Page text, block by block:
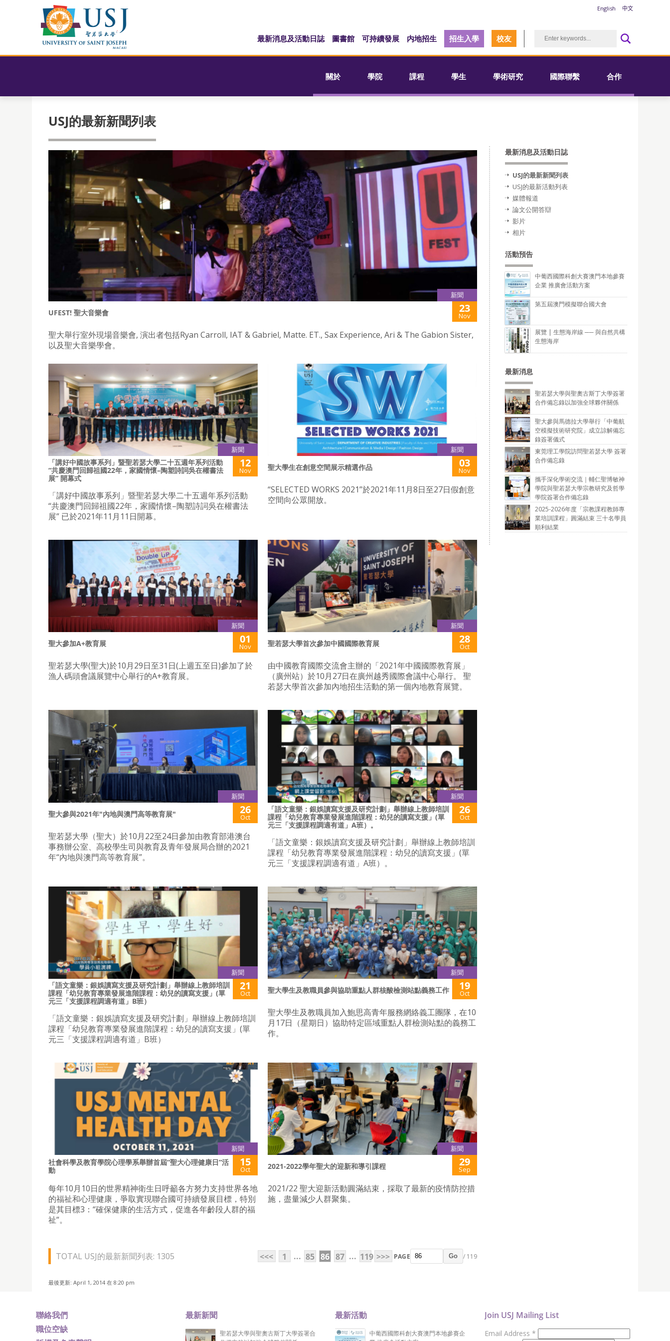
English 中文
最新消息及活動日誌 圖書館 可持續發展 内地招生 招生入學 校友
關於 學院 課程 學生 學術研究 國際聯繫 合作
USJ的最新新聞列表
新聞
UFEST! 聖大音樂會 23
Nov
聖大舉行室外現場音樂會, 演出者包括Ryan Carroll, IAT & Gabriel, Matte. ET., Sax Experience, Ari & The Gabion Sister,
以及聖大音樂學會。
新聞
「講好中國故事系列」暨聖若瑟大學二十五週年系列活動
“共慶澳門回歸祖國22年，家國情懷–陶塑詩詞吳在權書法
展” 開幕式
12
Nov
「講好中國故事系列」暨聖若瑟大學二十五週年系列活動
“共慶澳門回歸祖國22年，家國情懷–陶塑詩詞吳在權書法
展” 已於2021年11月11日開幕。
新聞
聖大學生在創意空間展示精選作品 03
Nov
“SELECTED WORKS 2021”於2021年11月8日至27日假創意
空間向公眾開放。
新聞
聖大參加A+教育展 01
Nov
聖若瑟大學(聖大)於10月29日至31日(上週五至日)參加了於
漁人碼頭會議展覽中心舉行的A+教育展。
新聞
聖若瑟大學首次參加中國國際教育展 28
Oct
由中國教育國際交流會主辦的「2021年中國國際教育展」
（廣州站）於10月27日在廣州越秀國際會議中心舉行。 聖
若瑟大學首次參加內地招生活動的第一個內地教育展覽。
新聞
聖大參與2021年"內地與澳門高等教育展" 26
Oct
聖若瑟大學（聖大）於10月22至24日參加由教育部港澳台
事務辦公室、高校學生司與教育及青年發展局合辦的2021
年“內地與澳門高等教育展”。
新聞
「語文童樂：銀娛讀寫支援及研究計劃」舉辦線上教師培訓
課程「幼兒教育專業發展進階課程：幼兒的讀寫支援」(單
元三「支援課程調適有道」A班）。
26
Oct
「語文童樂：銀娛讀寫支援及研究計劃」舉辦線上教師培訓
課程「幼兒教育專業發展進階課程：幼兒的讀寫支援」(單
元三「支援課程調適有道」A班）。
新聞
「語文童樂：銀娛讀寫支援及研究計劃」舉辦線上教師培訓
課程「幼兒教育專業發展進階課程：幼兒的讀寫支援」(單
元三「支援課程調適有道」B班）
21
Oct
「語文童樂：銀娛讀寫支援及研究計劃」舉辦線上教師培訓
課程「幼兒教育專業發展進階課程：幼兒的讀寫支援」(單
元三「支援課程調適有道」B班）
新聞
聖大學生及教職員參與協助重點人群核酸檢測站點義務工作 19
Oct
聖大學生及教職員加入鮑思高青年服務網絡義工團隊，在10
月17日（星期日）協助特定區域重點人群檢測站點的義務工
作。
新聞
社會科學及教育學院心理學系舉辦首屆“聖大心理健康日”活
動
15
Oct
每年10月10日的世界精神衛生日呼籲各方努力支持世界各地
的福祉和心理健康，爭取實現聯合國可持續發展目標，特別
是其目標3：“確保健康的生活方式，促進各年齡段人群的福
祉”。
新聞
2021-2022學年聖大的迎新和導引課程 29
Sep
2021/22 聖大迎新活動圓滿結束，採取了最新的疫情防控措
施，盡量減少人群聚集。
TOTAL USJ的最新新聞列表: 1305 <<< 1 ... 85 86 87 ... 119 >>> PAGE Go / 119
最後更新: April 1, 2014 在 8:20 pm
最新消息及活動日誌
USJ的最新新聞列表
USJ的最新活動列表
媒體報道
論文公開答辯
影片
相片
活動預告
中葡西國際科創大賽澳門本地參賽
企業 推廣會活動方案
第五屆澳門模擬聯合國大會
展覽 | 生態海岸線 ── 與自然共構
生態海岸
最新消息
聖若瑟大學與聖奧古斯丁大學簽署
合作備忘錄以加強全球夥伴關係
聖大參與馬德拉大學舉行「中葡航
空模擬技術研究院」成立諒解備忘
錄簽署儀式
東莞理工學院訪問聖若瑟大學 簽署
合作備忘錄
攜手深化學術交流｜輔仁聖博敏神
學院與聖若瑟大學宗教研究及哲學
學院簽署合作備忘錄
2025-2026年度「宗教課程教師專
業培訓課程」圓滿結束 三十名學員
順利結業
聯絡我們
職位空缺
最新新聞
聖若瑟大學與聖奧古斯丁大學簽署合
最新活動
中葡西國際科創大賽澳門本地參賽企
Join USJ Mailing List
Email Address *